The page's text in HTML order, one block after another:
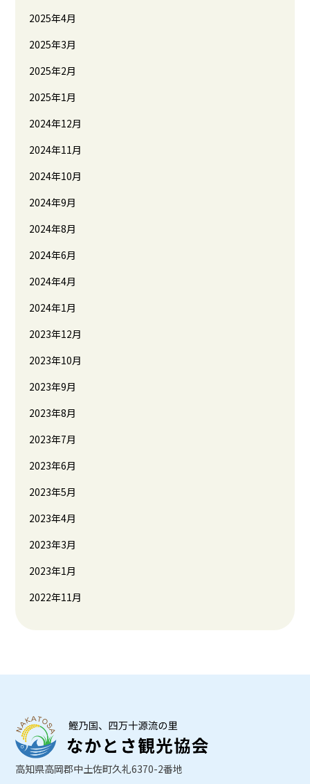
2025年4月
2025年3月
2025年2月
2025年1月
2024年12月
2024年11月
2024年10月
2024年9月
2024年8月
2024年6月
2024年4月
2024年1月
2023年12月
2023年10月
2023年9月
2023年8月
2023年7月
2023年6月
2023年5月
2023年4月
2023年3月
2023年1月
2022年11月
高知県高岡郡中土佐町久礼6370-2番地